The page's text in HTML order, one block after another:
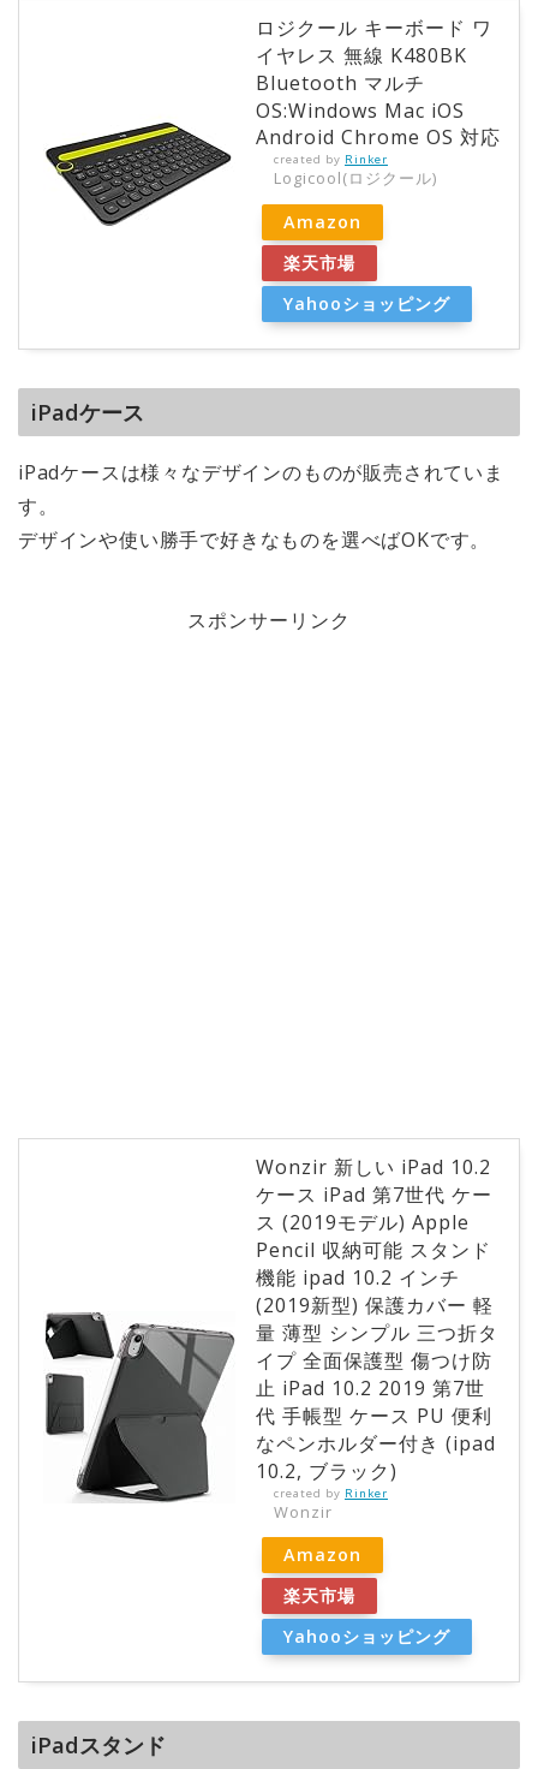
ロジクール キーボード ワ
イヤレス 無線 K480BK
Bluetooth マルチ
OS:Windows Mac iOS
Android Chrome OS 対応
created by Rinker
Logicool(ロジクール)
Amazon
楽天市場
Yahooショッピング
iPadケース
iPadケースは様々なデザインのものが販売されていま
す。
デザインや使い勝手で好きなものを選べばOKです。
スポンサーリンク
Wonzir 新しい iPad 10.2
ケース iPad 第7世代 ケー
ス (2019モデル) Apple
Pencil 収納可能 スタンド
機能 ipad 10.2 インチ
(2019新型) 保護カバー 軽
量 薄型 シンプル 三つ折タ
イプ 全面保護型 傷つけ防
止 iPad 10.2 2019 第7世
代 手帳型 ケース PU 便利
なペンホルダー付き (ipad
10.2, ブラック)
created by Rinker
Wonzir
Amazon
楽天市場
Yahooショッピング
iPadスタンド